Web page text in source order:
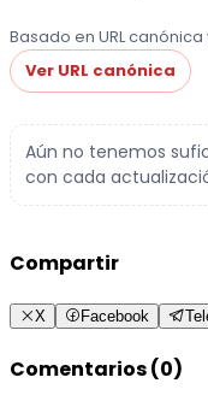
Basado en URL
Ver URL canónica
Aún no tenemos
con cada
Compartir
X Facebook
Comentarios (0)